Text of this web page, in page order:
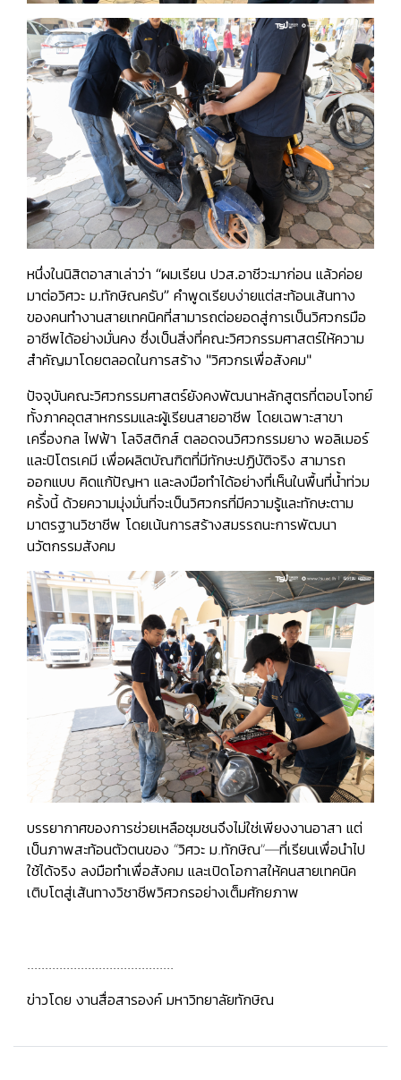
หนึ่งในนิสิตอาสาเล่าว่า “ผมเรียน ปวส.อาชีวะมาก่อน แล้วค่อย
มาต่อวิศวะ ม.ทักษิณครับ” คำพูดเรียบง่ายแต่สะท้อนเส้นทาง
ของคนทำงานสายเทคนิคที่สามารถต่อยอดสู่การเป็นวิศวกรมือ
อาชีพได้อย่างมั่นคง ซึ่งเป็นสิ่งที่คณะวิศวกรรมศาสตร์ให้ความ
สำคัญมาโดยตลอดในการสร้าง "วิศวกรเพื่อสังคม"
ปัจจุบันคณะวิศวกรรมศาสตร์ยังคงพัฒนาหลักสูตรที่ตอบโจทย์
ทั้งภาคอุตสาหกรรมและผู้เรียนสายอาชีพ โดยเฉพาะสาขา
เครื่องกล ไฟฟ้า โลจิสติกส์ ตลอดจนวิศวกรรมยาง พอลิเมอร์
และปิโตรเคมี เพื่อผลิตบัณฑิตที่มีทักษะปฏิบัติจริง สามารถ
ออกแบบ คิดแก้ปัญหา และลงมือทำได้อย่างที่เห็นในพื้นที่น้ำท่วม
ครั้งนี้ ด้วยความมุ่งมั่นที่จะเป็นวิศวกรที่มีความรู้และทักษะตาม
มาตรฐานวิชาชีพ โดยเน้นการสร้างสมรรถนะการพัฒนา
นวัตกรรมสังคม
บรรยากาศของการช่วยเหลือชุมชนจึงไม่ใช่เพียงงานอาสา แต่
เป็นภาพสะท้อนตัวตนของ “วิศวะ ม.ทักษิณ”—ที่เรียนเพื่อนำไป
ใช้ได้จริง ลงมือทำเพื่อสังคม และเปิดโอกาสให้คนสายเทคนิค
เติบโตสู่เส้นทางวิชาชีพวิศวกรอย่างเต็มศักยภาพ
.........................................
ข่าวโดย งานสื่อสารองค์ มหาวิทยาลัยทักษิณ